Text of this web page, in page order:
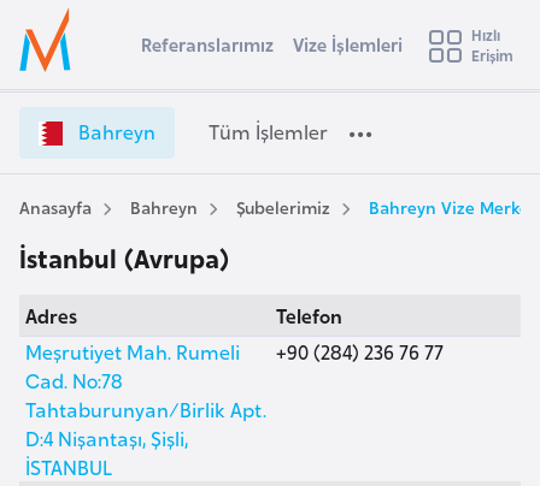
Ülke Seçimi
Başvuru yapmak istediğiniz ülkeyi seçin
Üye
Girişi
a
r
e
V
e
ş
l
e
t
Referanslarımız Vize İşlemleri
Hızlı
Erişim
Bahreyn Tüm İşlemler
Anasayfa Bahreyn Şubelerimiz Bahreyn Vize
İstanbul (Avrupa)
Adres
Meşrutiyet Mah. Rumeli
Cad. No:78
Tahtaburunyan/Birlik Apt.
D:4 Nişantaşı, Şişli,
İSTANBUL
Telefon
+90 (284) 236 76 77
s
t
r
a
v
u
s
t
u